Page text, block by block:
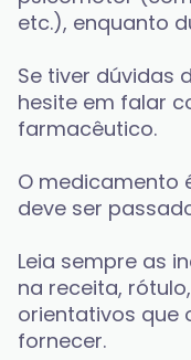
etc.), enquanto
Se tiver dúvidas
hesite em falar
farmacêutico.
O medicamento
deve ser
Leia sempre as
na receita,
orientativos que
fornecer.